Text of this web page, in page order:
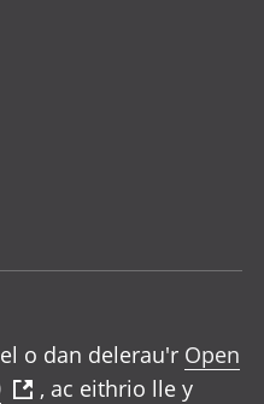
o dan delerau'r Open
, ac eithrio lle y